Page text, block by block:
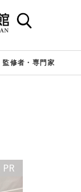
監修者・専門家